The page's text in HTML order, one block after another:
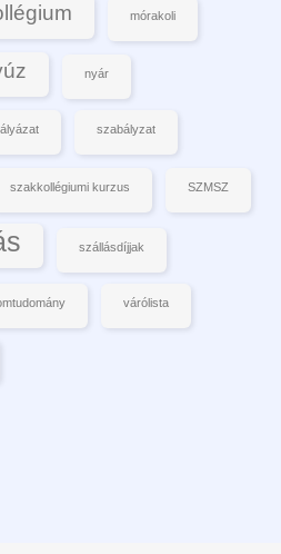
mórakoli
nyár
szabályzat
szakkollégiumi kurzus SZMSZ
szállásdíjjak
várólista